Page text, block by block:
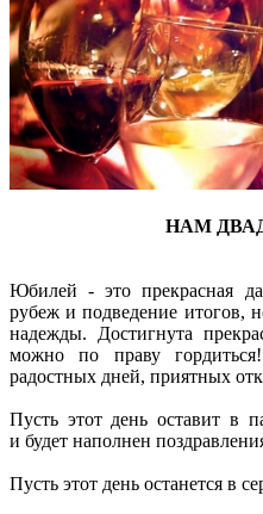
НАМ
Юбилей - это прекрасная
рубеж и подведение итогов,
надежды. Достигнута
можно по праву
радостных дней, приятных
Пусть этот день оставит в
и будет наполнен
Пусть этот день останется в